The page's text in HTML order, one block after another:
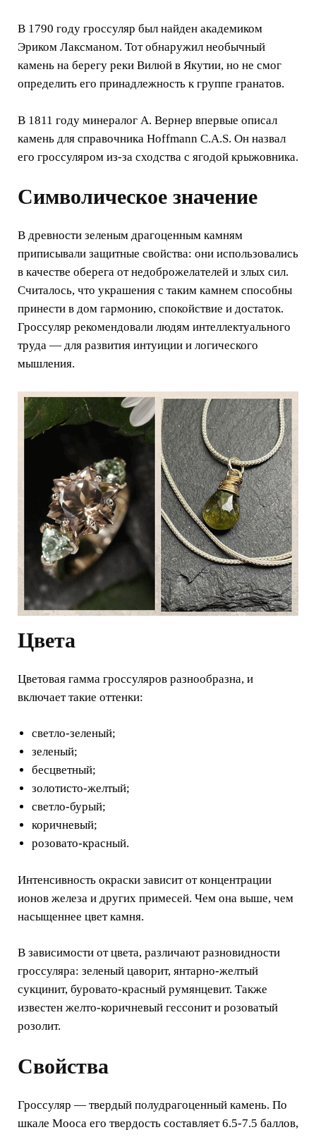
В 1790 году гроссуляр был найден академиком
Эриком Лаксманом. Тот обнаружил необычный
камень на берегу реки Вилюй в Якутии, но не смог
определить его принадлежность к группе гранатов.
В 1811 году минералог А. Вернер впервые описал
камень для справочника Hoffmann C.A.S. Он назвал
его гроссуляром из-за сходства с ягодой крыжовника.
Символическое значение
В древности зеленым драгоценным камням
приписывали защитные свойства: они использовались
в качестве оберега от недоброжелателей и злых сил.
Считалось, что украшения с таким камнем способны
принести в дом гармонию, спокойствие и достаток.
Гроссуляр рекомендовали людям интеллектуального
труда — для развития интуиции и логического
мышления.
Цвета
Цветовая гамма гроссуляров разнообразна, и
включает такие оттенки:
светло-зеленый;
зеленый;
бесцветный;
золотисто-желтый;
светло-бурый;
коричневый;
розовато-красный.
Интенсивность окраски зависит от концентрации
ионов железа и других примесей. Чем она выше, чем
насыщеннее цвет камня.
В зависимости от цвета, различают разновидности
гроссуляра: зеленый цаворит, янтарно-желтый
сукцинит, буровато-красный румянцевит. Также
известен желто-коричневый гессонит и розоватый
розолит.
Свойства
Гроссуляр — твердый полудрагоценный камень. По
шкале Мооса его твердость составляет 6.5-7.5 баллов,